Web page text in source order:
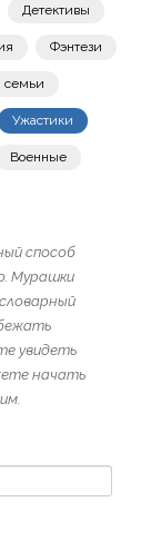
Детективы
Фэнтези
семьи
Ужастики
Военные
способ
Мурашки
увидеть
начать